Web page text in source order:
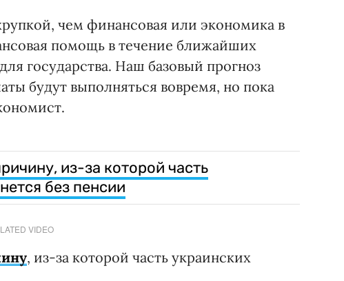
чем финансовая или экономика в
помощь в течение ближайших
государства. Наш базовый прогноз
будут выполняться вовремя, но пока
из-за которой часть
без пенсии
VIDEO
, из-за которой часть украинских